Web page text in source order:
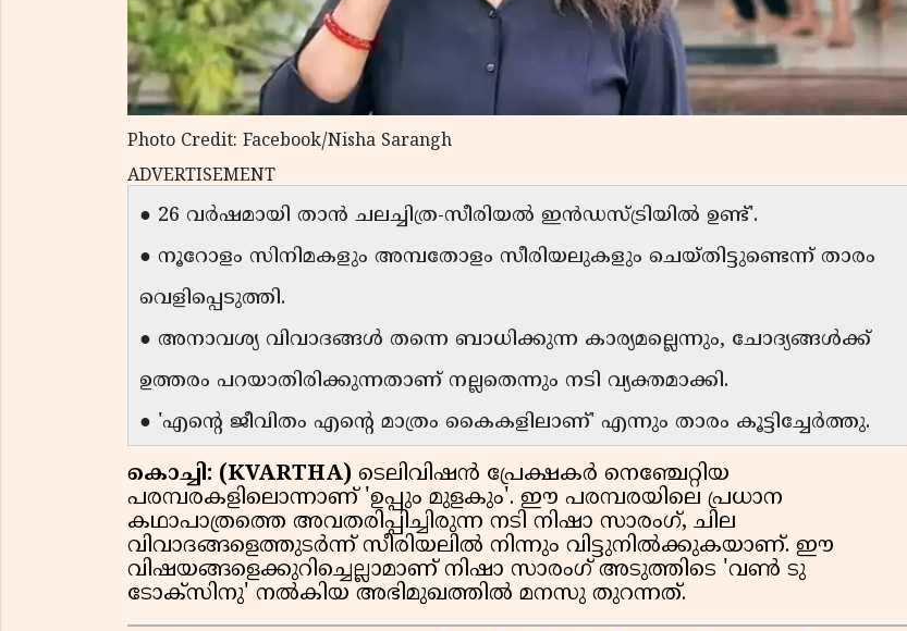
Photo Credit: Facebook/Nisha Sarangh
ADVERTISEMENT
● 26 വർഷമായി താൻ ചലച്ചിത്ര-സീരിയൽ ഇൻഡസ്ട്രിയിൽ ഉണ്ട്'.
● നൂറോളം സിനിമകളും അമ്പതോളം സീരിയലുകളും ചെയ്തിട്ടുണ്ടെന്ന് താരം
വെളിപ്പെടുത്തി.
● അനാവശ്യ വിവാദങ്ങൾ തന്നെ ബാധിക്കുന്ന കാര്യമല്ലെന്നും, ചോദ്യങ്ങൾക്ക്
ഉത്തരം പറയാതിരിക്കുന്നതാണ് നല്ലതെന്നും നടി വ്യക്തമാക്കി.
● 'എൻ്റെ ജീവിതം എൻ്റെ മാത്രം കൈകളിലാണ്' എന്നും താരം കൂട്ടിച്ചേർത്തു.
കൊച്ചി: (KVARTHA) ടെലിവിഷൻ പ്രേക്ഷകർ നെഞ്ചേറ്റിയ
പരമ്പരകളിലൊന്നാണ് 'ഉപ്പും മുളകും'. ഈ പരമ്പരയിലെ പ്രധാന
കഥാപാത്രത്തെ അവതരിപ്പിച്ചിരുന്ന നടി നിഷാ സാരംഗ്, ചില
വിവാദങ്ങളെത്തുടർന്ന് സീരിയലിൽ നിന്നും വിട്ടുനിൽക്കുകയാണ്. ഈ
വിഷയങ്ങളെക്കുറിച്ചെല്ലാമാണ് നിഷാ സാരംഗ് അടുത്തിടെ 'വൺ ടു
ടോക്സിനു' നൽകിയ അഭിമുഖത്തിൽ മനസു തുറന്നത്.